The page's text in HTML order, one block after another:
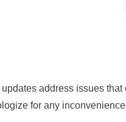
address issues
for any